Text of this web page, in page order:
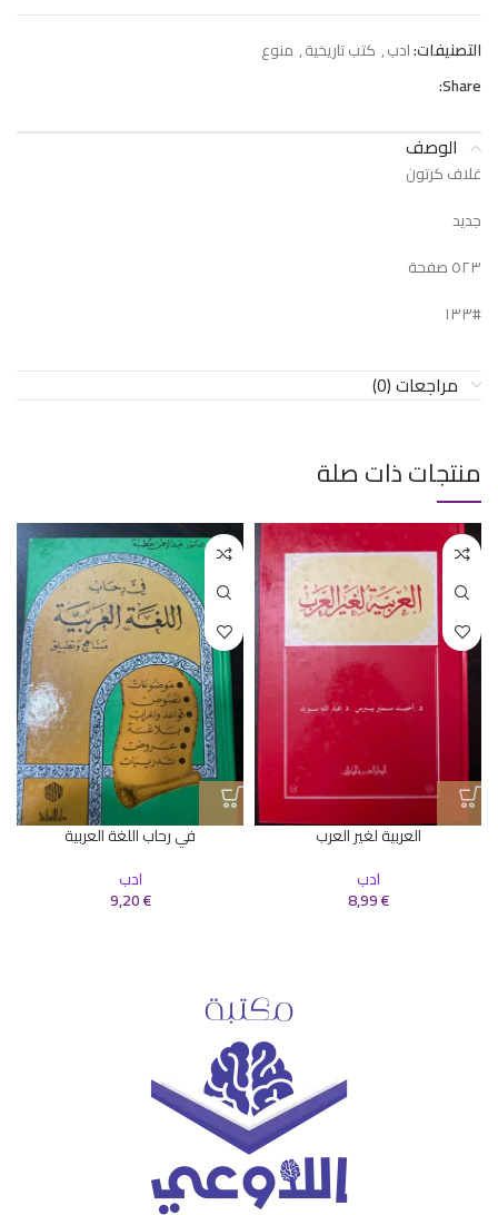
التصنيفات:ادب, كتب تاريخية, منوع
Share:
الوصف
غلاف كرتون
جديد
٥٢٣ صفحة
#١٣٣
مراجعات (0)
منتجات ذات صلة
العربية لغير العرب
ادب
8,99€
في رحاب اللغة العربية
ادب
9,20€